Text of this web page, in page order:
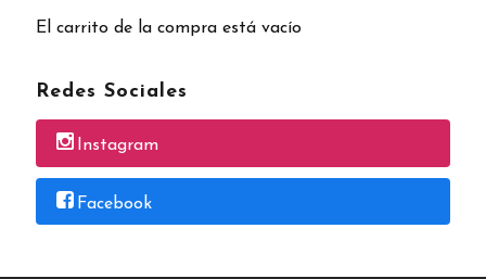
El carrito de la compra está vacío
Redes Sociales
Instagram
Facebook